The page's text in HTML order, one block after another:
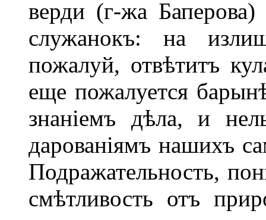
верди (г-жа
служанокъ: на
пожалуй, отвѣтитъ
еще пожалуется
знаніемъ дѣла, и
дарованіямъ нашихъ
Подражательность,
смѣтливость отъ